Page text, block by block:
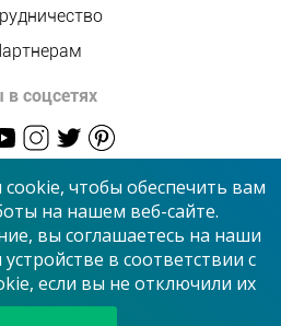
соцсетях
центр”
к оплате
чтобы обеспечить вам
на нашем веб-сайте.
вы соглашаетесь на наши
в соответствии с
если вы не отключили их